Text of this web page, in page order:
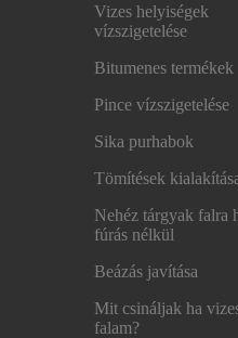
Vizes helyiségek
vízszigetelése
Bitumenes termékek
Pince vízszigetelése
Sika purhabok
Tömítések
Nehéz tárgyak falra
fúrás nélkül
Beázás javítása
Mit csináljak ha
falam?